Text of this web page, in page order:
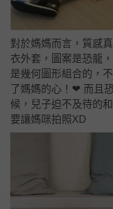
對於媽媽而言，質感
衣外套，圖案是恐龍
是幾何圖形組合的，
了媽媽的心！❤ ️而且
候，兒子迫不及待的
要讓媽咪拍照XD